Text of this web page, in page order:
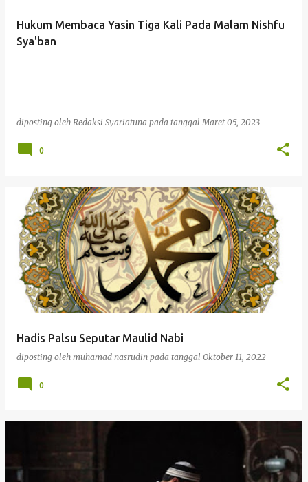
Hukum Membaca Yasin Tiga Kali Pada Malam Nishfu
Sya'ban
diposting oleh Redaksi Syariatuna pada tanggalMaret 05, 2023
0
Hadis Palsu Seputar Maulid Nabi
diposting oleh muhamad nasrudin pada tanggal Oktober 11, 2022
0